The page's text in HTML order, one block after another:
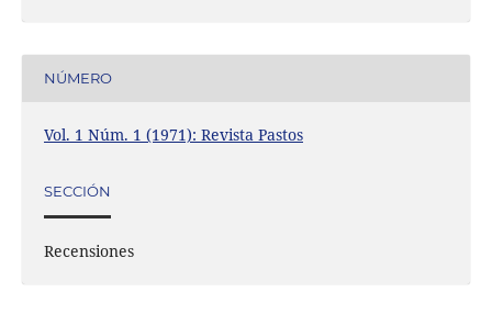
NÚMERO
Vol. 1 Núm. 1 (1971): Revista Pastos
SECCIÓN
Recensiones